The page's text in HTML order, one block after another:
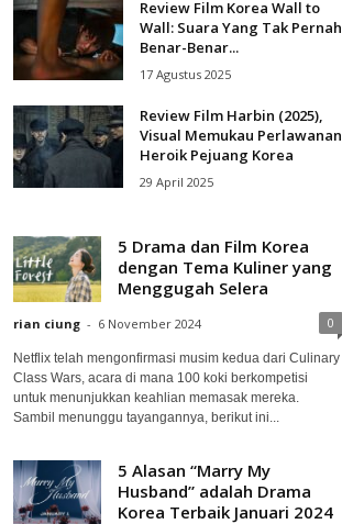
Review Film Korea Wall to
Wall: Suara Yang Tak Pernah
Benar-Benar...
17 Agustus 2025
Review Film Harbin (2025),
Visual Memukau Perlawanan
Heroik Pejuang Korea
29 April 2025
5 Drama dan Film Korea
dengan Tema Kuliner yang
Menggugah Selera
rian ciung - 6 November 2024 0
Netflix telah mengonfirmasi musim kedua dari Culinary
Class Wars, acara di mana 100 koki berkompetisi
untuk menunjukkan keahlian memasak mereka.
Sambil menunggu tayangannya, berikut ini...
5 Alasan “Marry My
Husband” adalah Drama
Korea Terbaik Januari 2024